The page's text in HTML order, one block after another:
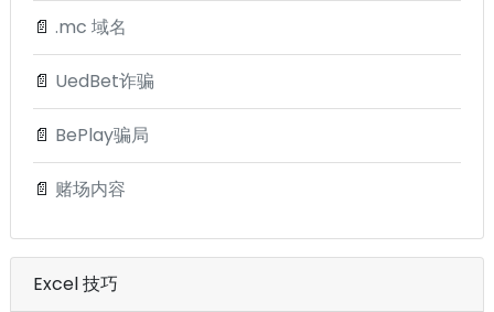
📄 .mc 域名
📄 UedBet诈骗
📄 BePlay骗局
📄 赌场内容
Excel 技巧